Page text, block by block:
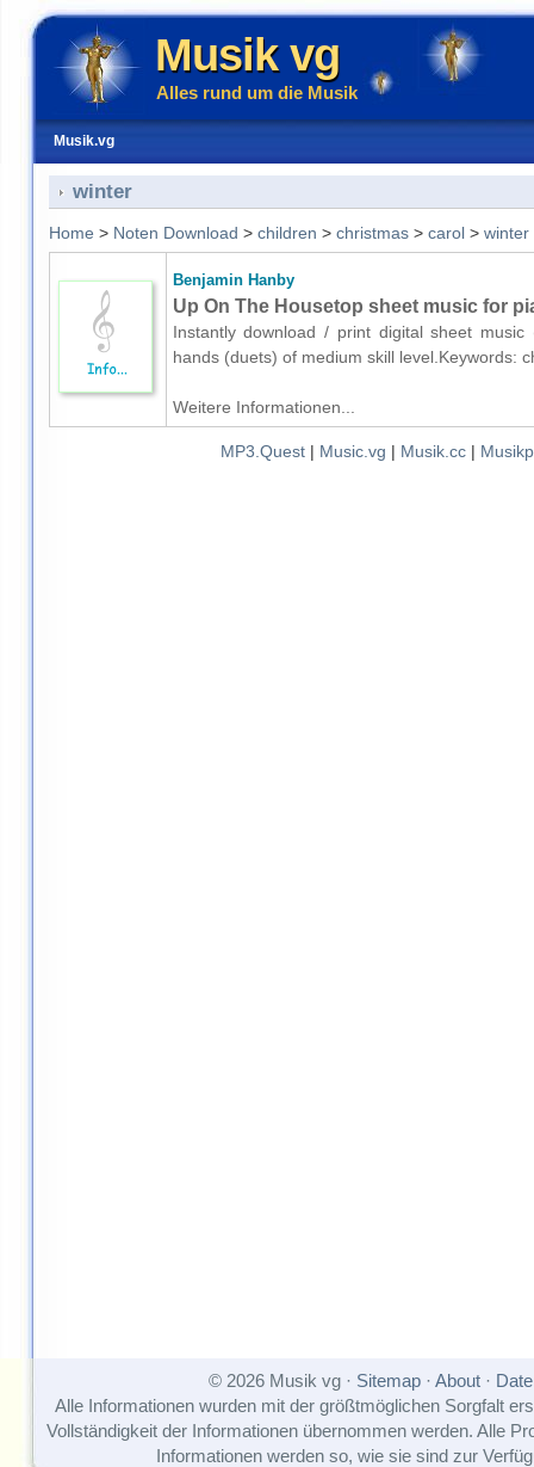
Musik vg
Alles rund um die Musik
Musik.vg
winter
Home > Noten Download > children > christmas> carol> winter
Benjamin Hanby
Up On The Housetop sheet music for
Instantly download / print digital sheet
hands (duets) of medium skill level.Keywords:
Weitere Informationen...
MP3.Quest| Music.vg | Musik.cc|
© 2026 Musik vg · Sitemap· About·
Alle Informationen wurden mit der größtmöglichen Sorgfalt
Vollständigkeit der Informationen übernommen werden. Alle
Informationen werden so, wie sie sind zur